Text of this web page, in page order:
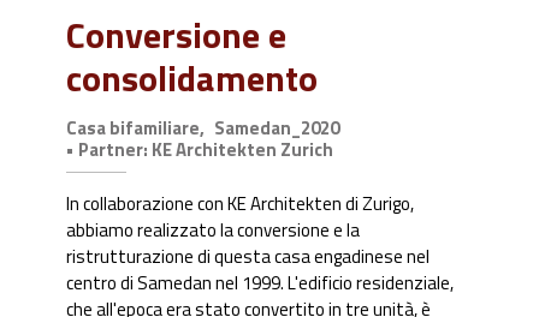
Conversione e
consolidamento
Casa bifamiliare, Samedan_2020
• Partner: KE Architekten Zurich
In collaborazione con KE Architekten di Zurigo,
abbiamo realizzato la conversione e la
ristrutturazione di questa casa engadinese nel
centro di Samedan nel 1999. L'edificio residenziale,
che all'epoca era stato convertito in tre unità, è